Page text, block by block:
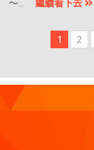
～... 繼續看下去
1 2